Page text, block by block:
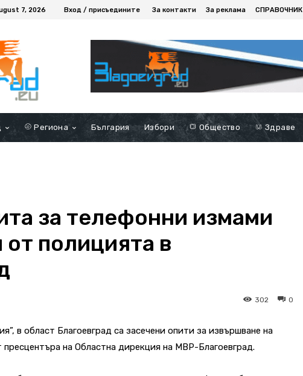
7, 2026 Вход / присъедините За контакти За реклама СПРАВОЧНИК
Региона България Избори Общество Здраве
за телефонни измами
от полицията в
0
302
в област Благоевград са засечени опити за извършване на
на Областна дирекция на МВР-Благоевград.